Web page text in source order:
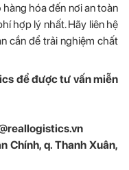
hóa đến nơi an toàn
hợp lý nhất. Hãy liên hệ
cần để trải nghiệm chất
để được tư vấn miễn
Chính, q. Thanh Xuân,